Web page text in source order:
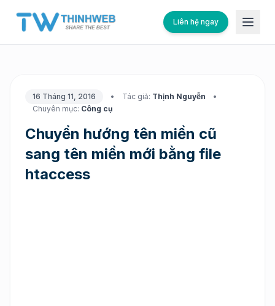
Liên hệ ngay
16 Tháng 11, 2016 • Tác giả: Thịnh Nguyễn
•
Chuyên mục: Công cụ
Chuyển hướng tên miền cũ
sang tên miền mới bằng file
htaccess